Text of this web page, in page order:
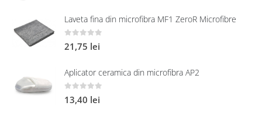
Laveta fina din microfibra MF1 ZeroR Microfibre
0 out of 5
21,75 lei
Aplicator ceramica din microfibra AP2
0 out of 5
13,40 lei